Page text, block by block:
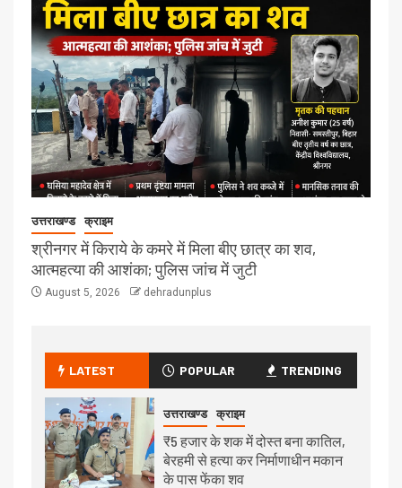
उत्तराखण्ड क्राइम
श्रीनगर में किराये के कमरे में मिला बीए छात्र का शव,
आत्महत्या की आशंका; पुलिस जांच में जुटी
August 5, 2026 dehradunplus
LATEST POPULAR TRENDING
उत्तराखण्ड क्राइम
₹5 हजार के शक में दोस्त बना कातिल,
बेरहमी से हत्या कर निर्माणाधीन मकान
के पास फेंका शव